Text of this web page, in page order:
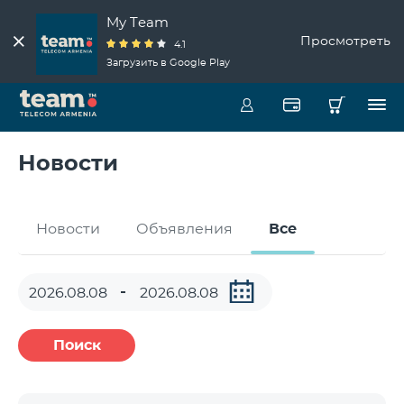
My Team
4.1
Загрузить в Google Play
Просмотреть
Новости
Новости Объявления Все
Поиск